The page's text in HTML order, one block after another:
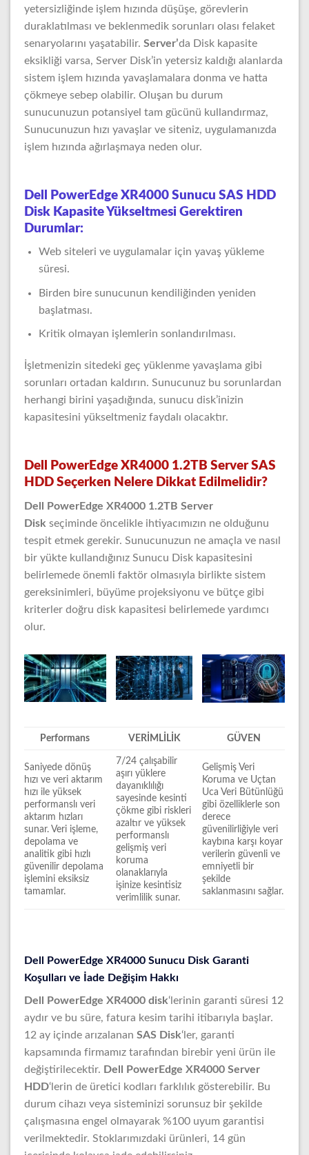
yetersizliğinde işlem hızında düşüşe, görevlerin
duraklatılması ve beklenmedik sorunları olası felaket
senaryolarını yaşatabilir. Server’da Disk kapasite
eksikliği varsa, Server Disk’in yetersiz kaldığı alanlarda
sistem işlem hızında yavaşlamalara donma ve hatta
çökmeye sebep olabilir. Oluşan bu durum
sunucunuzun potansiyel tam gücünü kullandırmaz,
Sunucunuzun hızı yavaşlar ve siteniz, uygulamanızda
işlem hızında ağırlaşmaya neden olur.
Dell PowerEdge XR4000 Sunucu SAS HDD
Disk Kapasite Yükseltmesi Gerektiren
Durumlar:
Web siteleri ve uygulamalar için yavaş yükleme
süresi.
Birden bire sunucunun kendiliğinden yeniden
başlatması.
Kritik olmayan işlemlerin sonlandırılması.
İşletmenizin sitedeki geç yüklenme yavaşlama gibi
sorunları ortadan kaldırın. Sunucunuz bu sorunlardan
herhangi birini yaşadığında, sunucu disk’inizin
kapasitesini yükseltmeniz faydalı olacaktır.
Dell PowerEdge XR4000 1.2TB Server SAS
HDD Seçerken Nelere Dikkat Edilmelidir?
Dell PowerEdge XR4000 1.2TB Server
Disk seçiminde öncelikle ihtiyacımızın ne olduğunu
tespit etmek gerekir. Sunucunuzun ne amaçla ve nasıl
bir yükte kullandığınız Sunucu Disk kapasitesini
belirlemede önemli faktör olmasıyla birlikte sistem
gereksinimleri, büyüme projeksiyonu ve bütçe gibi
kriterler doğru disk kapasitesi belirlemede yardımcı
olur.
Performans VERİMLİLİK GÜVEN
Saniyede dönüş
hızı ve veri aktarım
hızı ile yüksek
performanslı veri
aktarım hızları
sunar. Veri işleme,
depolama ve
analitik gibi hızlı
güvenilir depolama
işlemini eksiksiz
tamamlar.
7/24 çalışabilir
aşırı yüklere
dayanıklılığı
sayesinde kesinti
çökme gibi riskleri
azaltır ve yüksek
performanslı
gelişmiş veri
koruma
olanaklarıyla
işinize kesintisiz
verimlilik sunar.
Gelişmiş Veri
Koruma ve Uçtan
Uca Veri Bütünlüğü
gibi özelliklerle son
derece
güvenilirliğiyle veri
kaybına karşı koyar
verilerin güvenli ve
emniyetli bir
şekilde
saklanmasını sağlar.
Dell PowerEdge XR4000 Sunucu Disk Garanti
Koşulları ve İade Değişim Hakkı
Dell PowerEdge XR4000 disk‘lerinin garanti süresi 12
aydır ve bu süre, fatura kesim tarihi itibarıyla başlar.
12 ay içinde arızalanan SAS Disk‘ler, garanti
kapsamında firmamız tarafından birebir yeni ürün ile
değiştirilecektir. Dell PowerEdge XR4000 Server
HDD‘lerin de üretici kodları farklılık gösterebilir. Bu
durum cihazı veya sisteminizi sorunsuz bir şekilde
çalışmasına engel olmayarak %100 uyum garantisi
verilmektedir. Stoklarımızdaki ürünleri, 14 gün